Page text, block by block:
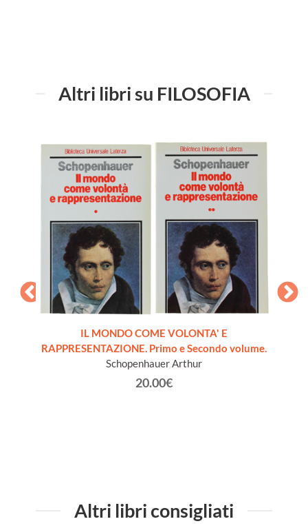
Altri libri su FILOSOFIA
IL MONDO COME VOLONTA' E
RAPPRESENTAZIONE. Primo e Secondo volume.
Schopenhauer Arthur
20.00€
Altri libri consigliati